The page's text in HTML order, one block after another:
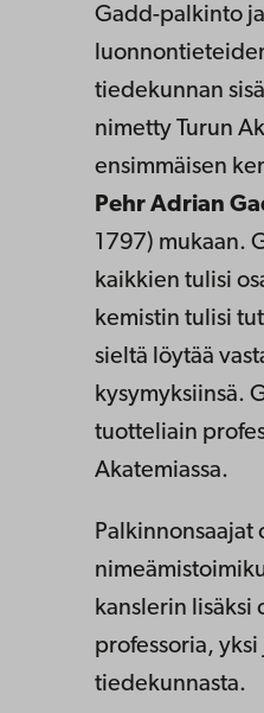
Gadd-palkinto
tiedekunnan
nimetty Turun
ensimmäisen
Pehr Adrian
1797) mukaan.
kaikkien tulisi
kemistin tulisi
sieltä löytää
kysymyksiinsä.
tuotteliain
Akatemiassa.
Palkinnonsaajat
kanslerin lisäksi
professoria, yksi
tiedekunnasta.